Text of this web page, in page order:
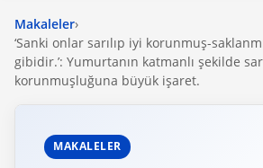
Makaleler›
‘Sanki onlar sarılıp iyi korunmuş-
gibidir.’: Yumurtanın katmanlı şekilde
korunmuşluğuna büyük işaret.
MAKALELER